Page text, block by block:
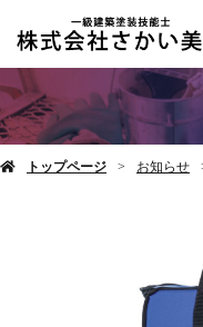
トップページ お知らせ